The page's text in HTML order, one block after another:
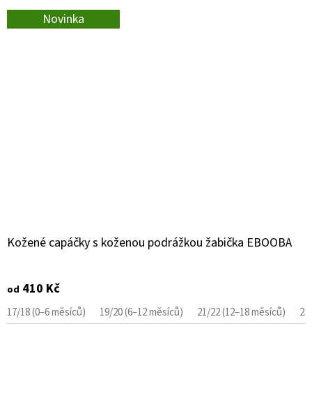
Novinka
Kožené capáčky s koženou podrážkou žabička EBOOBA
od 410 Kč
17/18 (0–6 měsíců) 19/20 (6–12 měsíců) 21/22 (12–18 měsíců)